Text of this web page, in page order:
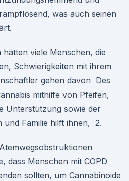
was auch seinen
hätten viele Menschen, die
Schwierigkeiten mit ihrem
gehen davon Des
mithilfe von Pfeifen,
Unterstützung sowie der
und Familie hilft ihnen, 2.
dass Menschen mit COPD
sollten, um Cannabinoide